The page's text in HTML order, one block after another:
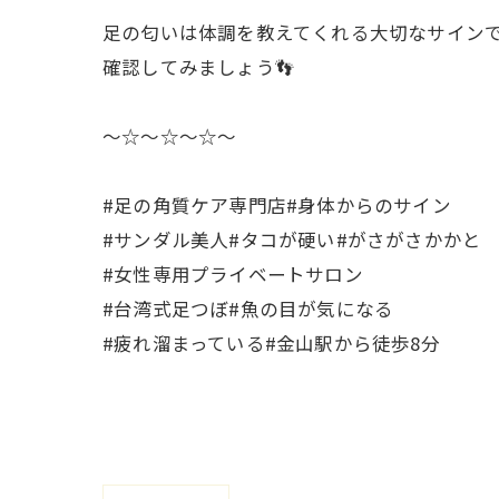
足の匂いは体調を教えてくれる大切なサイン
確認してみましょう👣
〜☆〜☆〜☆〜
#足の角質ケア専門店#身体からのサイン
#サンダル美人#タコが硬い#がさがさかかと
#女性専用プライベートサロン
#台湾式足つぼ#魚の目が気になる
#疲れ溜まっている#金山駅から徒歩8分